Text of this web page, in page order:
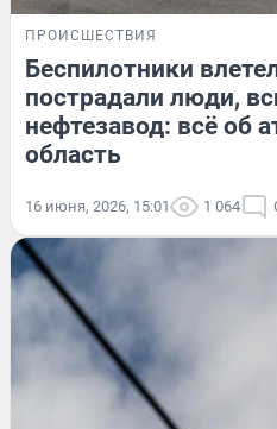
ПРОИСШЕСТВИЯ
Беспилотники
пострадали люди,
нефтезавод: всё об
область
16 июня, 2026, 15:01 1 064